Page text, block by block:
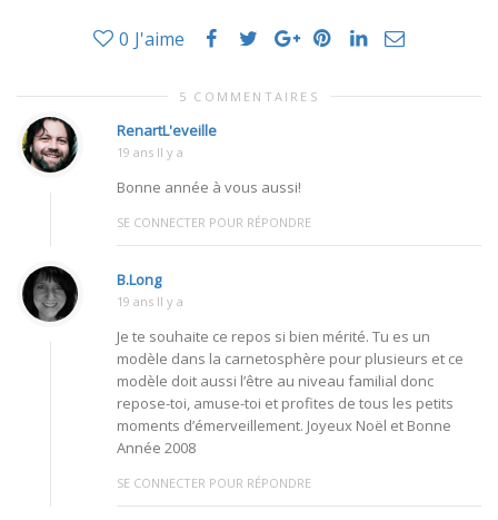
0 J'aime
5 COMMENTAIRES
RenartL'eveille
19 ans Il y a
Bonne année à vous aussi!
SE CONNECTER POUR RÉPONDRE
B.Long
19 ans Il y a
Je te souhaite ce repos si bien mérité. Tu es un
modèle dans la carnetosphère pour plusieurs et ce
modèle doit aussi l’être au niveau familial donc
repose-toi, amuse-toi et profites de tous les petits
moments d’émerveillement. Joyeux Noël et Bonne
Année 2008
SE CONNECTER POUR RÉPONDRE